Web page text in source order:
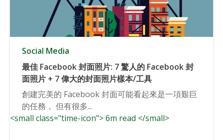
Social Media
最佳 Facebook 封面照片: 7 驚人的 Facebook 封
面照片 + 7 偉大的封面照片樣本/工具
創建完美的 Facebook 封面可能看起來是一項艱巨
的任務， 但有很多...
<small class="time-icon"> 6m read </small>